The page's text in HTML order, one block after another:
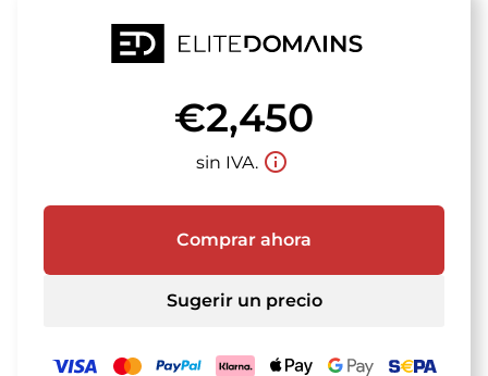
€2,450
sin IVA. info_outline
Comprar ahora
Sugerir un precio